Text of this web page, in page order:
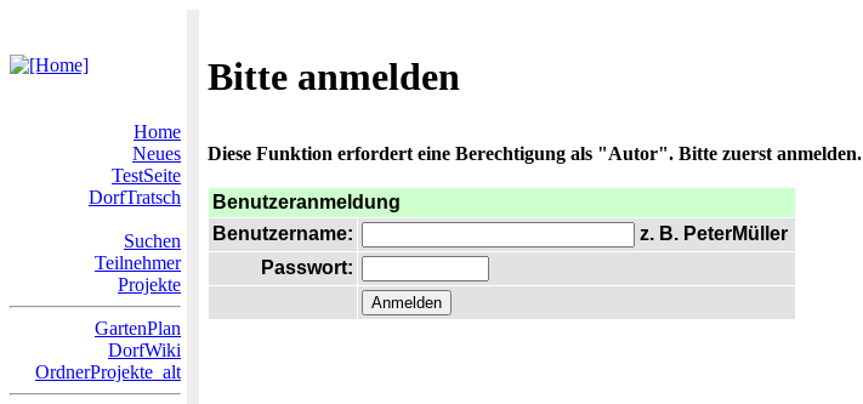
Bitte anmelden
Home
Neues
TestSeite
DorfTratsch
Suchen
Teilnehmer
Projekte
GartenPlan
DorfWiki
OrdnerProjekte_alt
Diese Funktion erfordert eine Berechtigung als "Autor". Bitte zuerst anmelden.
Benutzeranmeldung
Benutzername:
z. B. PeterMüller
Passwort: